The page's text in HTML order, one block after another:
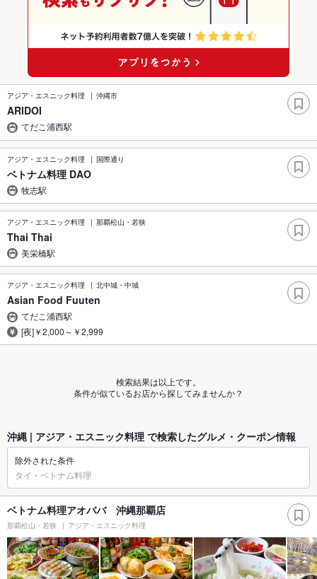
アジア・エスニック料理 沖縄市
ARIDOI
てだこ浦西駅
アジア・エスニック料理 国際通り
ベトナム料理 DAO
牧志駅
アジア・エスニック料理 那覇松山・若狭
Thai Thai
美栄橋駅
アジア・エスニック料理 北中城・中城
Asian Food Fuuten
てだこ浦西駅
[夜]￥2,000～￥2,999
検索結果は以上です。
条件が似ているお店から探してみませんか？
沖縄 | アジア・エスニック料理 で検索したグルメ・クーポン情報
除外された条件
タイ・ベトナム料理
ベトナム料理アオババ 沖縄那覇店
那覇松山・若狭 アジア・エスニック料理